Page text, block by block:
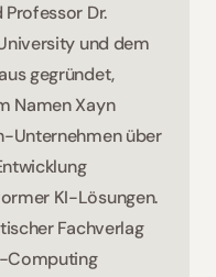
Dr.
und dem
gegründet,
Namen Xayn
Unternehmen über
KI-Lösungen.
Deutschlands führender juristischer Fachverlag
Computing